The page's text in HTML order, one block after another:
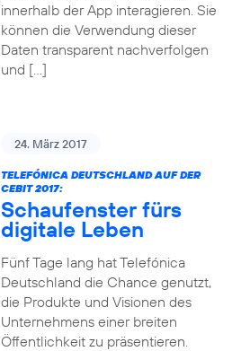
innerhalb der App interagieren. Sie
können die Verwendung dieser
Daten transparent nachverfolgen
und […]
24. März 2017
TELEFÓNICA DEUTSCHLAND AUF DER
CEBIT 2017:
Schaufenster fürs
digitale Leben
Fünf Tage lang hat Telefónica
Deutschland die Chance genutzt,
die Produkte und Visionen des
Unternehmens einer breiten
Öffentlichkeit zu präsentieren.